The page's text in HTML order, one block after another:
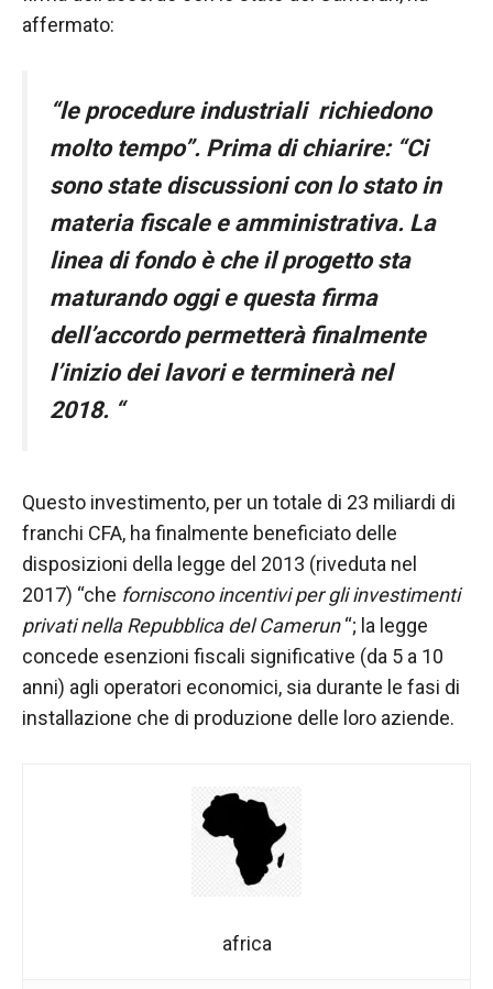
affermato:
“le procedure industriali richiedono
molto tempo”. Prima di chiarire: “Ci
sono state discussioni con lo stato in
materia fiscale e amministrativa. La
linea di fondo è che il progetto sta
maturando oggi e questa firma
dell’accordo permetterà finalmente
l’inizio dei lavori e terminerà nel
2018. “
Questo investimento, per un totale di 23 miliardi di
franchi CFA, ha finalmente beneficiato delle
disposizioni della legge del 2013 (riveduta nel
2017) “che forniscono incentivi per gli investimenti
privati ​​nella Repubblica del Camerun“; la legge
concede esenzioni fiscali significative (da 5 a 10
anni) agli operatori economici, sia durante le fasi di
installazione che di produzione delle loro aziende.
africa